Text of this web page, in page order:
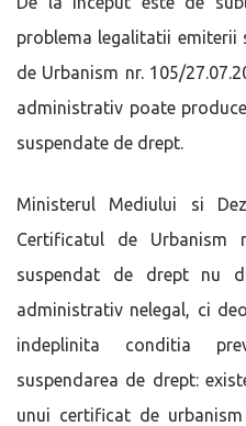
problema legalitatii
de Urbanism nr. 105/
administrativ poate
suspendate de drept.
Ministerul Mediului si
Certificatul de Urbanism
suspendat de drept nu
administrativ nelegal, ci
indeplinita conditia
suspendarea de drept:
unui certificat de